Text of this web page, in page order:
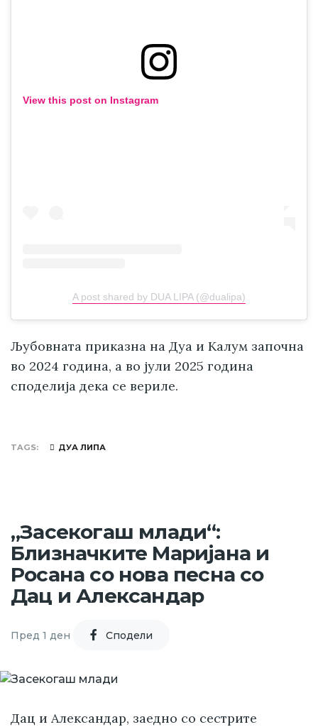
View this post on Instagram
A post shared by DUA LIPA (@dualipa)
Љубовната приказна на Дуа и Калум започна
во 2024 година, а во јули 2025 година
споделија дека се вериле.
TAGS ДУА ЛИПА
„Засекогаш млади“:
Близначките Маријана и
Росана со нова песна со
Дац и Александар
Пред 1 ден Cподели
Дац и Александар, заедно со сестрите